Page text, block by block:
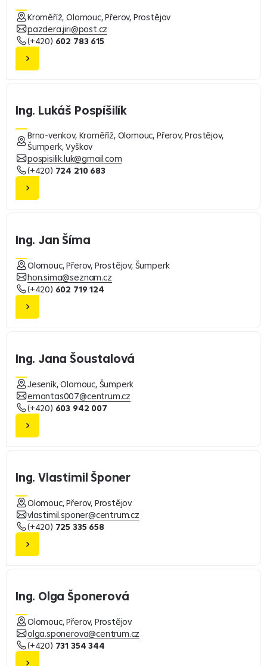
Kroměříž, Olomouc, Přerov, Prostějov
pazdera.jiri@post.cz
(+420) 602 783 615
Ing. Lukáš Pospíšilík
Brno-venkov, Kroměříž, Olomouc, Přerov, Prostějov,
Šumperk, Vyškov
pospisilik.luk@gmail.com
(+420) 724 210 683
Ing. Jan Šíma
Olomouc, Přerov, Prostějov, Šumperk
hon.sima@seznam.cz
(+420) 602 719 124
Ing. Jana Šoustalová
Jeseník, Olomouc, Šumperk
emontas007@centrum.cz
(+420) 603 942 007
Ing. Vlastimil Šponer
Olomouc, Přerov, Prostějov
vlastimil.sponer@centrum.cz
(+420) 725 335 658
Ing. Olga Šponerová
Olomouc, Přerov, Prostějov
olga.sponerova@centrum.cz
(+420) 731 354 344